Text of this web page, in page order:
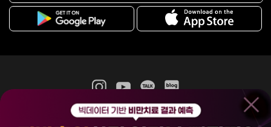
365mc 병·의원 이용약관
홈페이지 이용약관
비급여진료수가